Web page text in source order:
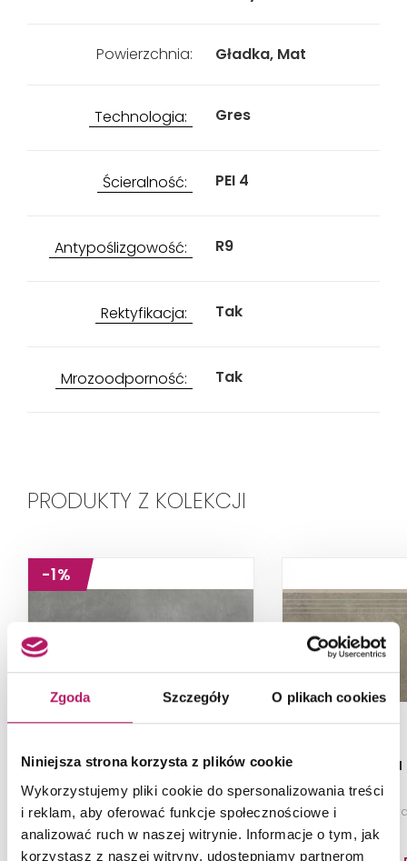
Zgoda Szczegóły O plikach cookies
Niniejsza strona korzysta z plików cookie
Wykorzystujemy pliki cookie do spersonalizowania treści
i reklam, aby oferować funkcje społecznościowe i
analizować ruch w naszej witrynie. Informacje o tym, jak
korzystasz z naszej witryny, udostępniamy partnerom
Powierzchnia: Gładka, Mat
Technologia: Gres
Ścieralność: PEI 4
Antypoślizgowość: R9
Rektyfikacja: Tak
Mrozoodporność: Tak
PRODUKTY Z KOLEKCJI
-1%
Cerrad Lukka Grafit
22196
Płytka uniwersalna, 39,7x79,7 cm
Cerrad
Płytka